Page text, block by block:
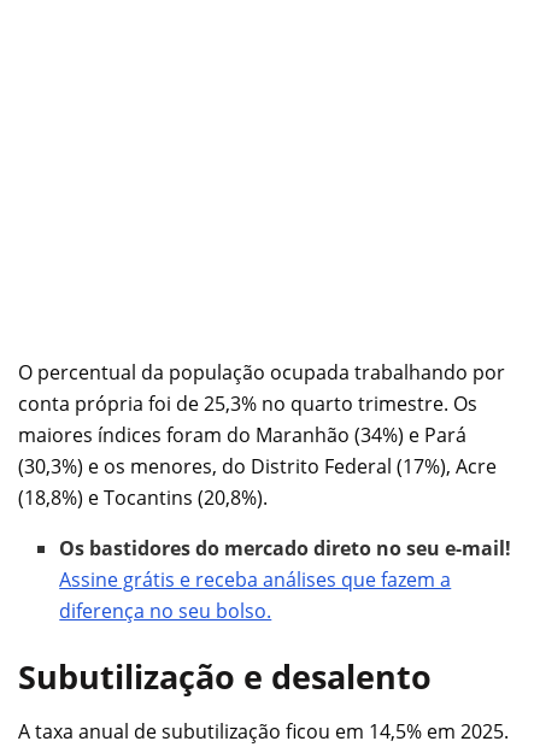
O percentual da população ocupada trabalhando por
conta própria foi de 25,3% no quarto trimestre. Os
maiores índices foram do Maranhão (34%) e Pará
(30,3%) e os menores, do Distrito Federal (17%), Acre
(18,8%) e Tocantins (20,8%).
Os bastidores do mercado direto no seu e-mail!
Assine grátis e receba análises que fazem a
diferença no seu bolso.
Subutilização e desalento
A taxa anual de subutilização ficou em 14,5% em 2025.